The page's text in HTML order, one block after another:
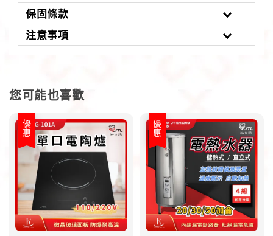
保固條款
注意事項
您可能也喜歡
優惠 優惠